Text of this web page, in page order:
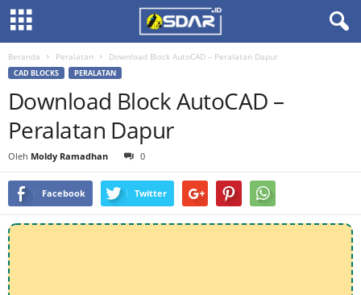
Beranda Peralatan Download Block AutoCAD – Peralatan Dapur
CAD BLOCKS PERALATAN
Download Block AutoCAD –
Peralatan Dapur
Oleh Moldy Ramadhan 0
Facebook Twitter